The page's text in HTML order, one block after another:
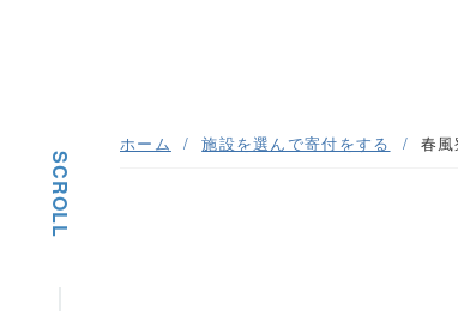
SCROLL
ホーム 施設を選んで寄付をする 春風